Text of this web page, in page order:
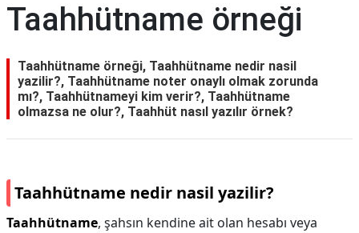
Taahhütname örneği
Taahhütname örneği, Taahhütname nedir nasil
yazilir?, Taahhütname noter onaylı olmak zorunda
mı?, Taahhütnameyi kim verir?, Taahhütname
olmazsa ne olur?, Taahhüt nasıl yazılır örnek?
Taahhütname nedir nasil yazilir?
Taahhütname, şahsın kendine ait olan hesabı veya